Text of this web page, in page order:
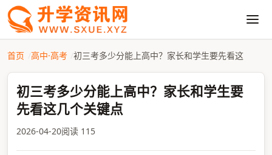
首页 高中·高考 初三考多少分能上高中？家长和学生要先看这
初三考多少分能上高中？家长和学生要
先看这几个关键点
2026-04-20阅读 115